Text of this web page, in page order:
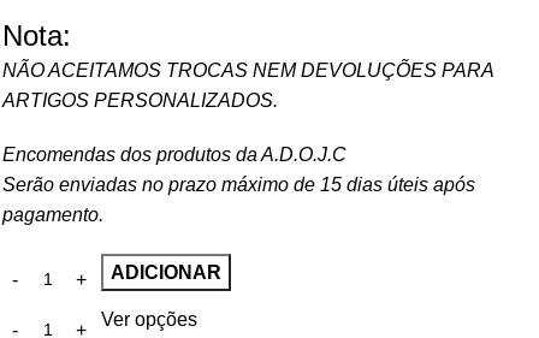
Nota:
NÃO ACEITAMOS TROCAS NEM DEVOLUÇÕES PARA
ARTIGOS PERSONALIZADOS.
Encomendas dos produtos da A.D.O.J.C
Serão enviadas no prazo máximo de 15 dias úteis após
pagamento.
ADICIONAR
Ver opções